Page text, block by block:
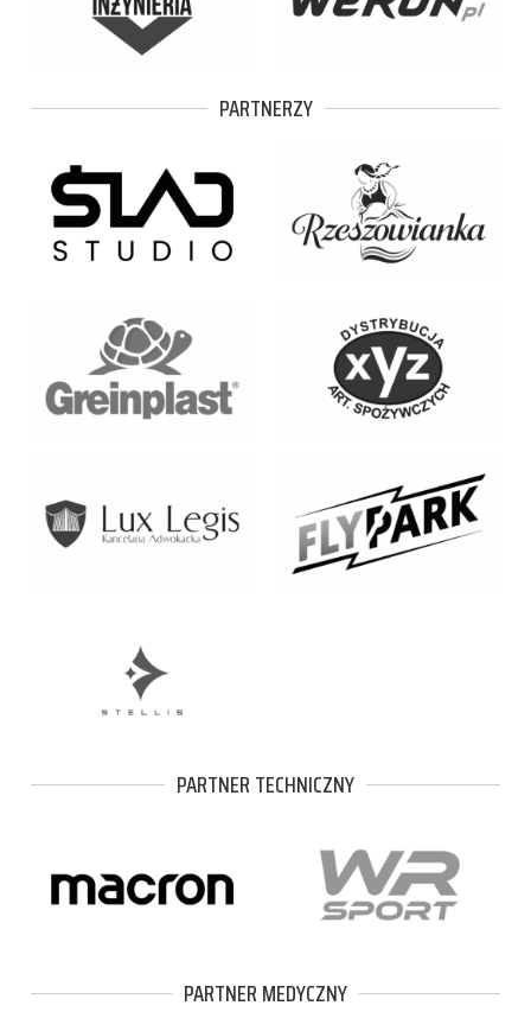
PARTNERZY
PARTNER TECHNICZNY
PARTNER MEDYCZNY